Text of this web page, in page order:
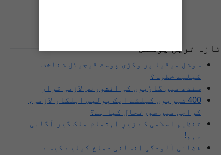
تازہ ترین پوسٹس
سوشل میڈیا پر وکڑی پوسٹ ڈیجیٹل شناخت
کیلیے خطرہ؟
سندھ میں گاڑیوں کی انشورنس لازمی قرار
400 شہریوں کیلئے ایک پولیس اہلکار لازمی،
کراچی میں صورتحال کیا ہے؟
تنظیم اسلامی کے زیرِ اہتمام ملک گیر آگاہی
مہم!
فضائی آلودگی انسانی دماغ کیلیے کیسے